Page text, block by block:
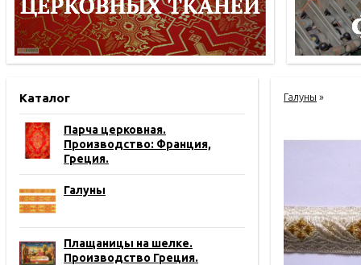
Каталог
Парча церковная.
Производство: Франция,
Греция.
Галуны
Плащаницы на шелке.
Производство Греция.
Галуны »